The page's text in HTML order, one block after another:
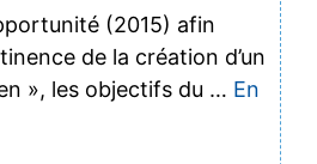
(2015) afin
de la création d’un
», les objectifs du … En